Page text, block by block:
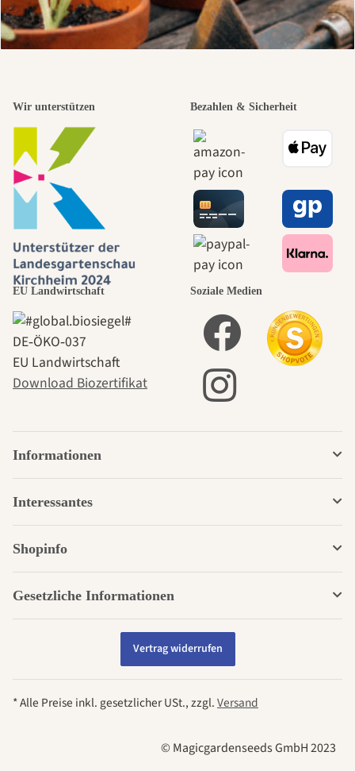
Wir unterstützen Bezahlen & Sicherheit
EU Landwirtschaft
DE‑ÖKO‑037
EU Landwirtschaft
Download Biozertifikat
Soziale Medien
Informationen
Interessantes
Shopinfo
Gesetzliche Informationen
Vertrag widerrufen
* Alle Preise inkl. gesetzlicher USt., zzgl.Versand
© Magicgardenseeds GmbH 2023